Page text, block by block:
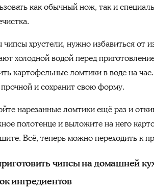
как обычный нож, так и
хрустели, нужно избавиться от
холодной водой перед
картофельные ломтики в воде на
и сохранит свою форму.
нарезанные ломтики ещё раз и
полотенце и выложите на него
Всё, теперь можно переходить к
чипсы на домашней
ингредиентов